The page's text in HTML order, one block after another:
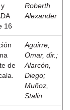
16
Roberth
Alexander
de
Aguirre,
Omar, dir. ;
Alarcón,
Diego;
Muñoz,
Stalin